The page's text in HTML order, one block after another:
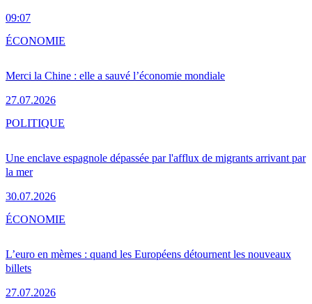
09:07
Merci la Chine : elle a sauvé l’économie mondiale
27.07.2026
ÉCONOMIE
Une enclave espagnole dépassée par l'afflux de migrants arrivant par
la mer
30.07.2026
POLITIQUE
L’euro en mèmes : quand les Européens détournent les nouveaux
billets
27.07.2026
ÉCONOMIE